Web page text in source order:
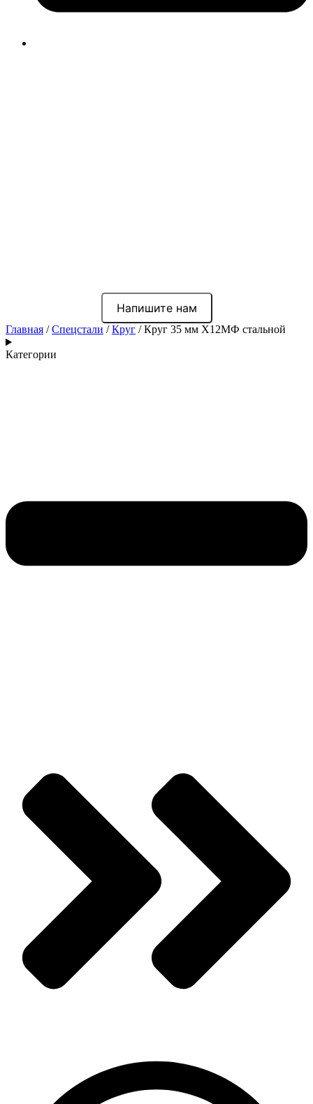
Напишите нам
Главная /Спецстали /Круг / Круг 35 мм Х12МФ стальной
Категории